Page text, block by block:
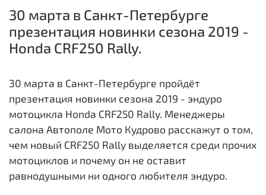
30 марта в Санкт-Петербурге
презентация новинки сезона 2019 -
Honda CRF250 Rally.
30 марта в Санкт-Петербурге пройдёт
презентация новинки сезона 2019 - эндуро
мотоцикла Honda CRF250 Rally. Менеджеры
салона Автополе Мото Кудрово расскажут о том,
чем новый CRF250 Rally выделяется среди прочих
мотоциклов и почему он не оставит
равнодушными ни одного любителя эндуро.